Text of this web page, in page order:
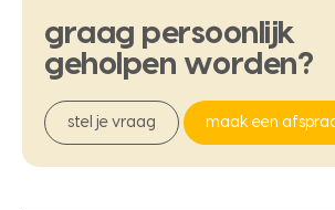
graag persoonlijk
geholpen worden?
stel je vraag maak een